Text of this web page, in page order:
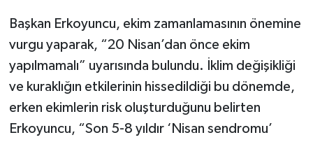
Başkan Erkoyuncu, ekim zamanlamasının önemine
vurgu yaparak, “20 Nisan’dan önce ekim
yapılmamalı” uyarısında bulundu. İklim değişikliği
ve kuraklığın etkilerinin hissedildiği bu dönemde,
erken ekimlerin risk oluşturduğunu belirten
Erkoyuncu, “Son 5-8 yıldır ‘Nisan sendromu’